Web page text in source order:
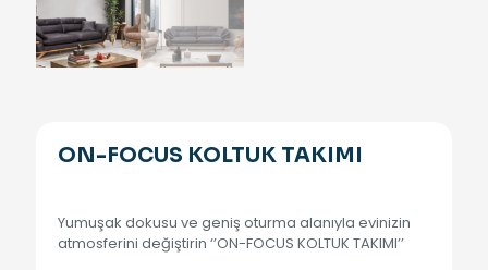
ON-FOCUS KOLTUK TAKIMI
Yumuşak dokusu ve geniş oturma alanıyla evinizin
atmosferini değiştirin ‘’ON-FOCUS KOLTUK TAKIMI’’